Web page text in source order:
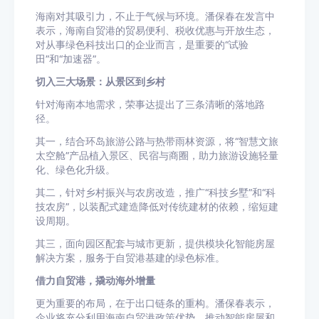
海南对其吸引力，不止于气候与环境。潘保春在发言中
表示，海南自贸港的贸易便利、税收优惠与开放生态，
对从事绿色科技出口的企业而言，是重要的“试验
田”和“加速器”。
切入三大场景：从景区到乡村
针对海南本地需求，荣事达提出了三条清晰的落地路
径。
其一，结合环岛旅游公路与热带雨林资源，将“智慧文旅
太空舱”产品植入景区、民宿与商圈，助力旅游设施轻量
化、绿色化升级。
其二，针对乡村振兴与农房改造，推广“科技乡墅”和“科
技农房”，以装配式建造降低对传统建材的依赖，缩短建
设周期。
其三，面向园区配套与城市更新，提供模块化智能房屋
解决方案，服务于自贸港基建的绿色标准。
借力自贸港，撬动海外增量
更为重要的布局，在于出口链条的重构。潘保春表示，